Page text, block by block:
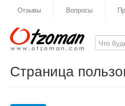
Отзывы Вопросы
Страница